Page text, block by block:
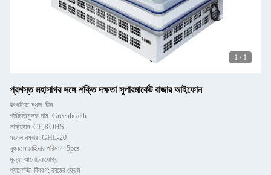
1 / 1
প্রশস্ত মহাসাগর সঙ্গে শক্তি দক্ষতা সুপারমার্কেট বাজার আইফোন
উৎপত্তি স্থল: চীন
পরিচিতিমুলক নাম: Greenhealth
সাক্ষ্যদান: CE,ROHS
মডেল নম্বার: GHL-20
ন্যূনতম চাহিদার পরিমাণ: 5pcs
মূল্য: আলোচনাযোগ্য
প্যাকেজিং বিবরণ: কাঠের ফ্রেম